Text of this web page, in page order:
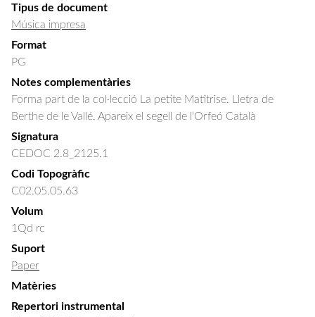
Tipus de document
Música impresa
Format
PG
Notes complementàries
Forma part de la col·lecció La petite Matîtrise. Lletra de
Berthe de le Vallé. Apareix el segell de l'Orfeó Català
Signatura
CEDOC 2.8_2125.1
Codi Topogràfic
C02.05.05.63
Volum
1Qd rc
Suport
Paper
Matèries
Repertori instrumental